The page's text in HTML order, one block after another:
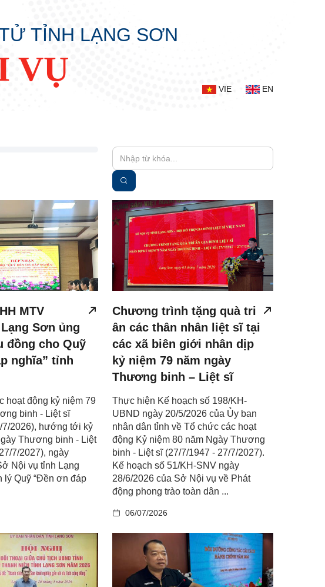
TỈNH LẠNG SƠN
VỤ
VIE EN
MTV
Sơn ủng
đồng cho Quỹ
nghĩa” tỉnh
hoạt động kỷ niệm 79
binh - Liệt sĩ
7/2026), hướng tới kỷ
Thương binh - Liệt
7/2027), ngày
Nội vụ tỉnh Lạng
lý Quỹ “Đền ơn đáp
Chương trình tặng quà tri
ân các thân nhân liệt sĩ tại
các xã biên giới nhân dịp
kỷ niệm 79 năm ngày
Thương binh – Liệt sĩ
Thực hiện Kế hoạch số 198/KH-
UBND ngày 20/5/2026 của Ủy ban
nhân dân tỉnh về Tổ chức các hoạt
động Kỷ niệm 80 năm Ngày Thương
binh - Liệt sĩ (27/7/1947 - 27/7/2027).
Kế hoạch số 51/KH-SNV ngày
28/6/2026 của Sở Nội vụ về Phát
động phong trào toàn dân ...
06/07/2026